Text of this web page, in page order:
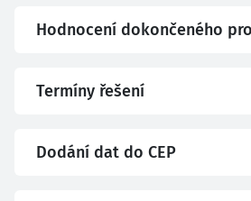
Hodnocení dokončeného
Termíny řešení
Dodání dat do CEP